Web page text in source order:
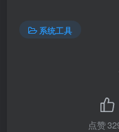
系统工具
点赞